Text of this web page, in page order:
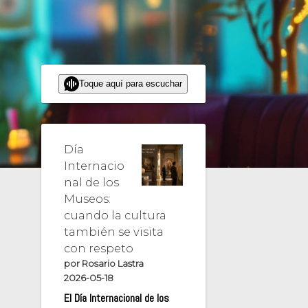
Toque aquí para escuchar
Día
Internacio
nal de los
Museos:
cuando la cultura
también se visita
con respeto
por Rosario Lastra
2026-05-18
El Día Internacional de los